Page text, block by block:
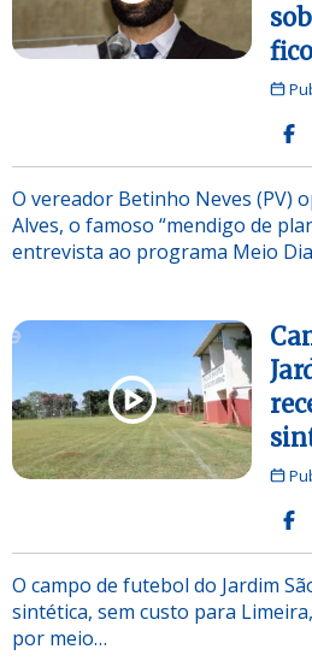
O vereador Betinho Neves (PV)
Alves, o famoso “mendigo de
entrevista ao programa Meio
O campo de futebol do Jardim
sintética, sem custo para
por meio…